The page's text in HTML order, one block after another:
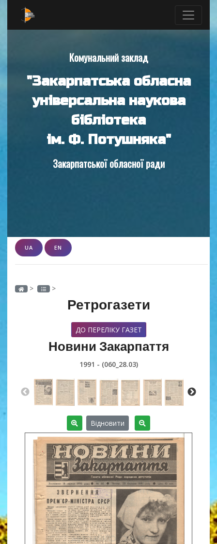
Комунальний заклад
"Закарпатська обласна
універсальна наукова
бібліотека
ім. Ф. Потушняка"
Закарпатської обласної ради
UA EN
> >
Ретрогазети
ДО ПЕРЕЛІКУ ГАЗЕТ
Новини Закарпаття
1991 - (060_28.03)
Відновити